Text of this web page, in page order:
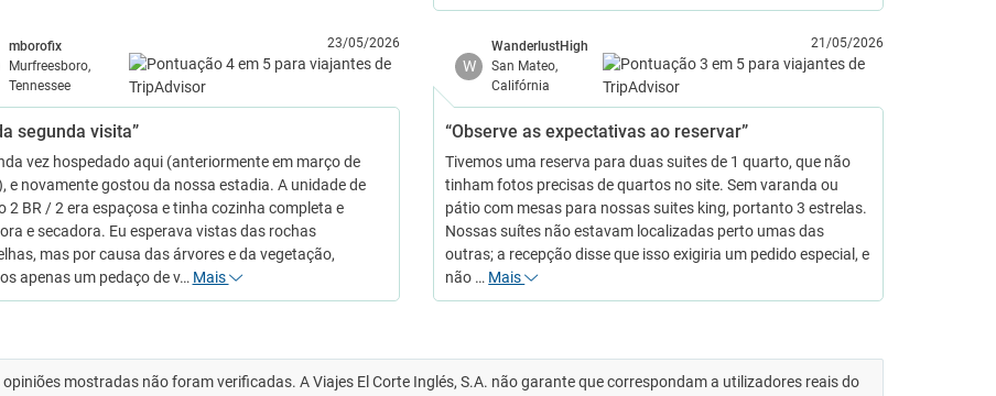
mborofix
Murfreesboro,
Tennessee
23/05/2026
segunda visita”
vez hospedado aqui (anteriormente em março de
e novamente gostou da nossa estadia. A unidade de
2 BR / 2 era espaçosa e tinha cozinha completa e
e secadora. Eu esperava vistas das rochas
mas por causa das árvores e da vegetação,
apenas um pedaço de v… Mais
W
WanderlustHigh
San Mateo,
Califórnia
21/05/2026
“Observe as expectativas ao reservar”
Tivemos uma reserva para duas suites de 1 quarto, que não
tinham fotos precisas de quartos no site. Sem varanda ou
pátio com mesas para nossas suites king, portanto 3 estrelas.
Nossas suítes não estavam localizadas perto umas das
outras; a recepção disse que isso exigiria um pedido especial, e
não … Mais
opiniões mostradas não foram verificadas. A Viajes El Corte Inglés, S.A. não garante que correspondam a utilizadores reais do